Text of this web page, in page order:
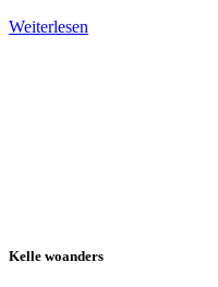
Weiterlesen
Kelle woanders